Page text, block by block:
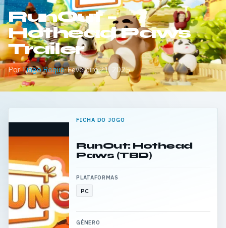
RunOut –
Hothead Paws
Trailer
PorTiago Roque·Fevereiro 21, 2025
FICHA DO JOGO
RunOut: Hothead
Paws (TBD)
PLATAFORMAS
PC
GÉNERO